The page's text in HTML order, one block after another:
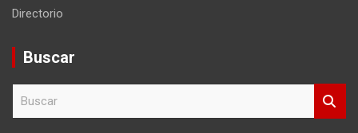
Directorio
Buscar